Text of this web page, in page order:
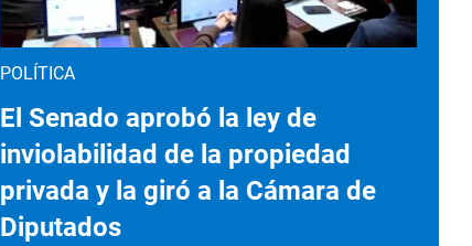
POLÍTICA
El Senado aprobó la ley de
inviolabilidad de la propiedad
privada y la giró a la Cámara de
Diputados